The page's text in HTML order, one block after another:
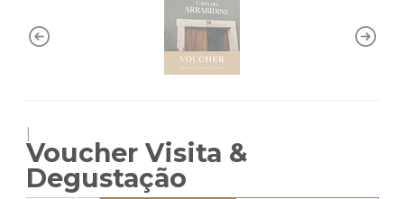
Voucher Visita &
Degustação